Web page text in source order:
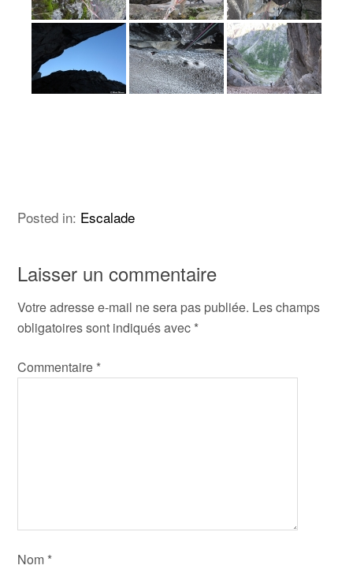
Posted in: Escalade
Laisser un commentaire
Votre adresse e-mail ne sera pas publiée. Les champs
obligatoires sont indiqués avec *
Commentaire *
Nom *